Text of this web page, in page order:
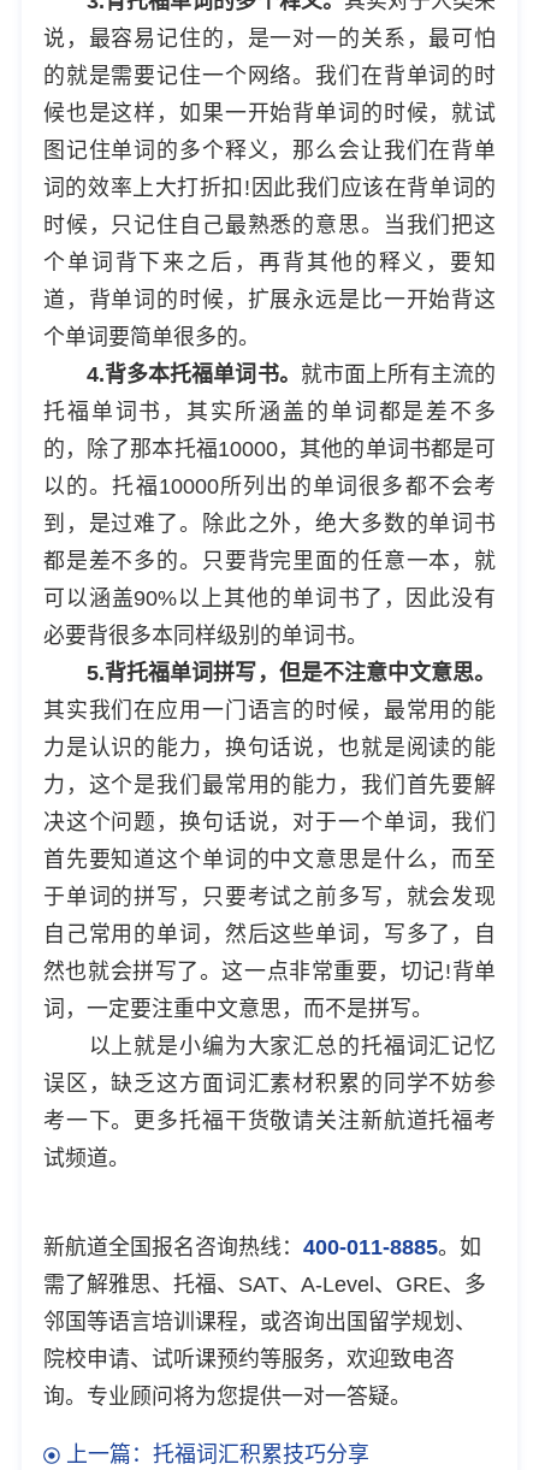
说，最容易记住的，是一对一的关系，最可怕
的就是需要记住一个网络。我们在背单词的时
候也是这样，如果一开始背单词的时候，就试
图记住单词的多个释义，那么会让我们在背单
词的效率上大打折扣!因此我们应该在背单词的
时候，只记住自己最熟悉的意思。当我们把这
个单词背下来之后，再背其他的释义，要知
道，背单词的时候，扩展永远是比一开始背这
个单词要简单很多的。
4.背多本托福单词书。 就市面上所有主流的
托福单词书，其实所涵盖的单词都是差不多
的，除了那本托福10000，其他的单词书都是可
以的。托福10000所列出的单词很多都不会考
到，是过难了。除此之外，绝大多数的单词书
都是差不多的。只要背完里面的任意一本，就
可以涵盖90%以上其他的单词书了，因此没有
必要背很多本同样级别的单词书。
5.背托福单词拼写，但是不注意中文意思。
其实我们在应用一门语言的时候，最常用的能
力是认识的能力，换句话说，也就是阅读的能
力，这个是我们最常用的能力，我们首先要解
决这个问题，换句话说，对于一个单词，我们
首先要知道这个单词的中文意思是什么，而至
于单词的拼写，只要考试之前多写，就会发现
自己常用的单词，然后这些单词，写多了，自
然也就会拼写了。这一点非常重要，切记!背单
词，一定要注重中文意思，而不是拼写。
以上就是小编为大家汇总的托福词汇记忆
误区，缺乏这方面词汇素材积累的同学不妨参
考一下。更多托福干货敬请关注新航道托福考
试频道。
新航道全国报名咨询热线： 400-011-8885。如
需了解雅思、托福、SAT、A-Level、GRE、多
邻国等语言培训课程，或咨询出国留学规划、
院校申请、试听课预约等服务，欢迎致电咨
询。专业顾问将为您提供一对一答疑。
上一篇：托福词汇积累技巧分享